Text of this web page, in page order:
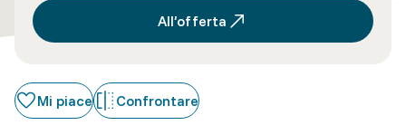
All’offerta
Mi piace Confrontare